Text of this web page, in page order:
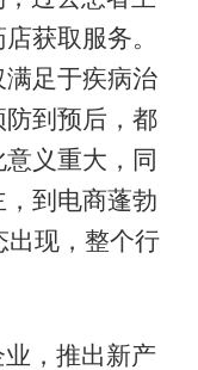
获取服务。
足于疾病治
到预后，都
义重大，同
到电商蓬勃
出现，整个行
，推出新产